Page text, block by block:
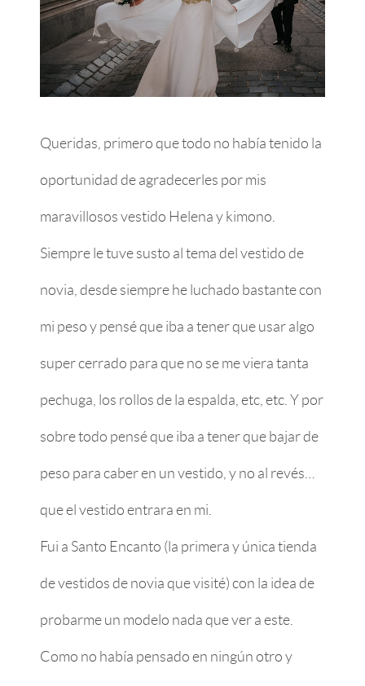
Queridas, primero que todo no había tenido la
oportunidad de agradecerles por mis
maravillosos vestido Helena y kimono.
Siempre le tuve susto al tema del vestido de
novia, desde siempre he luchado bastante con
mi peso y pensé que iba a tener que usar algo
super cerrado para que no se me viera tanta
pechuga, los rollos de la espalda, etc, etc. Y por
sobre todo pensé que iba a tener que bajar de
peso para caber en un vestido, y no al revés…
que el vestido entrara en mi.
Fui a Santo Encanto (la primera y única tienda
de vestidos de novia que visité) con la idea de
probarme un modelo nada que ver a este.
Como no había pensado en ningún otro y